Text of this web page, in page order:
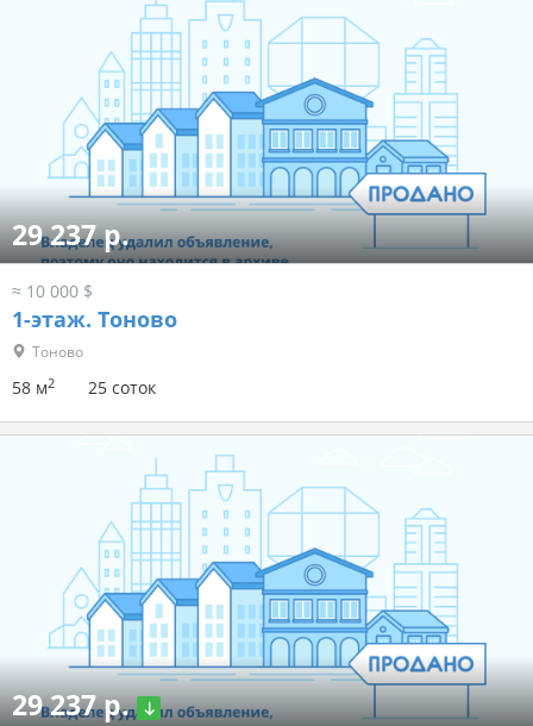
29 237 р.
≈ 10 000 $
1-этаж. Тоново
Тоново
58 м2 25 соток
29 237 р.